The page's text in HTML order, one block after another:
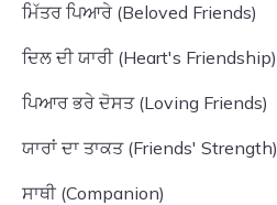
ਮਿੱਤਰ ਪਿਆਰੇ (Beloved Friends)
ਦਿਲ ਦੀ ਯਾਰੀ (Heart's Friendship)
ਪਿਆਰ ਭਰੇ ਦੋਸਤ (Loving Friends)
ਯਾਰਾਂ ਦਾ ਤਾਕਤ (Friends' Strength)
ਸਾਥੀ (Companion)